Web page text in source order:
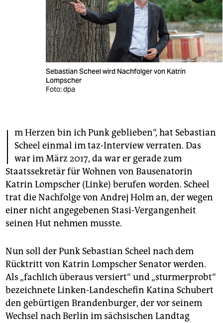
veranstaltungen
abo
genossenschaft
epaper login
Sebastian Scheel wird Nachfolger von Katrin
Lompscher
Foto: dpa
I m Herzen bin ich Punk geblieben“, hat Sebastian
Scheel einmal im taz-Interview verraten. Das
war im März 2017, da war er gerade zum
Staatssekretär für Wohnen von Bausenatorin
Katrin Lompscher (Linke) berufen worden. Scheel
trat die Nachfolge von Andrej Holm an, der wegen
einer nicht angegebenen Stasi-Vergangenheit
seinen Hut nehmen musste.
Nun soll der Punk Sebastian Scheel nach dem
Rücktritt von Katrin Lompscher Senator werden.
Als „fachlich überaus versiert“ und „sturmerprobt“
bezeichnete Linken-Landeschefin Katina Schubert
den gebürtigen Brandenburger, der vor seinem
Wechsel nach Berlin im sächsischen Landtag